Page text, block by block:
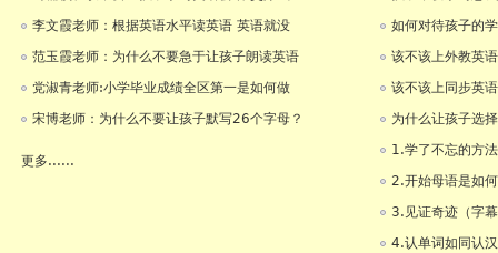
李文霞老师：根据英语水平读英语 英语就没
范玉霞老师：为什么不要急于让孩子朗读英语
党淑青老师:小学毕业成绩全区第一是如何做
宋博老师：为什么不要让孩子默写26个字母？
更多......
如何对待孩子的
该不该上外教英
该不该上同步英
为什么让孩子选
1.学了不忘的方
2.开始母语是如
3.见证奇迹（字
4.认单词如同认